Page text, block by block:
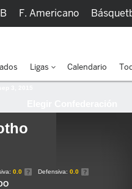
0.0 Defensiva: 0.0
F. Americano
Ligas Calendario